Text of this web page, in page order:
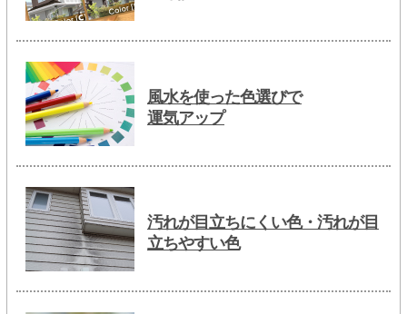
風水を使った色選びで
運気アップ
汚れが目立ちにくい色・汚れが目
立ちやすい色